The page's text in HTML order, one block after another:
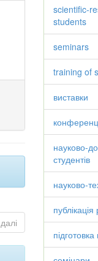
далі
scientific-
students
seminars
training of
виставки
науково-
студентів
науково-